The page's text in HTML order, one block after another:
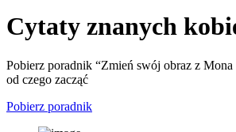
Cytaty znanych
Pobierz poradnik “Zmień swój obraz z
od czego zacząć
Pobierz poradnik